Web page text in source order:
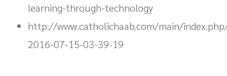
learning-through-technology
http://www.catholichaab.com/main/
2016-07-15-03-39-19